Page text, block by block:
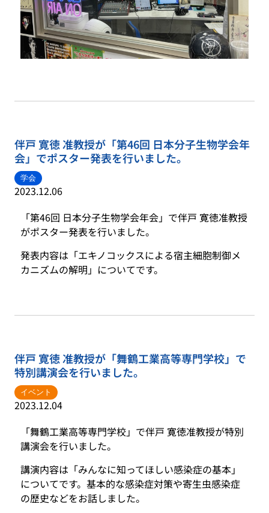
伴戸 寛徳 准教授が「第46回 日本分子生物学会年
会」でポスター発表を行いました。
学会
2023.12.06
「第46回 日本分子生物学会年会」で伴戸 寛徳准教授
がポスター発表を行いました。
発表内容は「エキノコックスによる宿主細胞制御メ
カニズムの解明」についてです。
伴戸 寛徳 准教授が「舞鶴工業高等専門学校」で
特別講演会を行いました。
イベント
2023.12.04
「舞鶴工業高等専門学校」で伴戸 寛徳准教授が特別
講演会を行いました。
講演内容は「みんなに知ってほしい感染症の基本」
についてです。基本的な感染症対策や寄生虫感染症
の歴史などをお話しました。